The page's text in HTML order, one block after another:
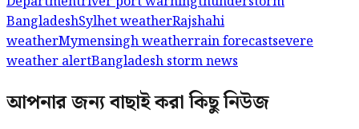
BangladeshSylhet weatherRajshahi
weatherMymensingh weatherrain forecastsevere
weather alertBangladesh storm news
আপনার জন্য বাছাই করা কিছু নিউজ